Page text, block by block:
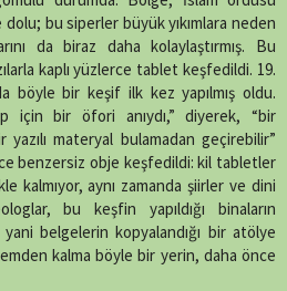
dolu; bu siperler büyük yıkımlara neden
da biraz daha kolaylaştırmış. Bu
kaplı yüzlerce tablet keşfedildi. 19.
böyle bir keşif ilk kez yapılmış oldu.
için bir öfori anıydı,” diyerek, “bir
materyal bulamadan geçirebilir”
benzersiz obje keşfedildi: kil tabletler
kalmıyor, aynı zamanda şiirler ve dini
bu keşfin yapıldığı binaların
yani belgelerin kopyalandığı bir atölye
kalma böyle bir yerin, daha önce